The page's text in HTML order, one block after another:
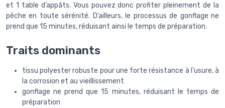
et 1 table d’appâts. Vous pouvez donc profiter pleinement de la
pêche en toute sérénité. D’ailleurs, le processus de gonflage ne
prend que 15 minutes, réduisant ainsi le temps de préparation.
Traits dominants
tissu polyester robuste pour une forte résistance à l’usure, à
la corrosion et au vieillissement
gonflage ne prend que 15 minutes, réduisant le temps de
préparation